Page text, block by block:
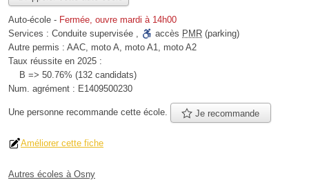
Auto-école - Fermée, ouvre mardi à 14h00
Services : Conduite supervisée , accès PMR (parking)
Autre permis : AAC, moto A, moto A1, moto A2
Taux réussite en 2025 :
B => 50.76% (132 candidats)
Num. agrément : E1409500230
Une personne recommande cette école. Je recommande
Améliorer cette fiche
Autres écoles à Osny